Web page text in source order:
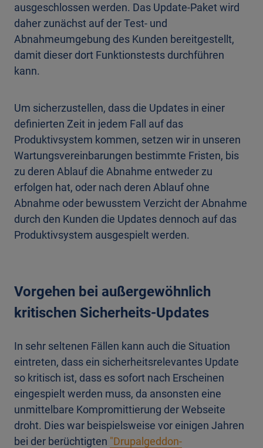
ausgeschlossen werden. Das Update-Paket wird
daher zunächst auf der Test- und
Abnahmeumgebung des Kunden bereitgestellt,
damit dieser dort Funktionstests durchführen
kann.
Um sicherzustellen, dass die Updates in einer
definierten Zeit in jedem Fall auf das
Produktivsystem kommen, setzen wir in unseren
Wartungsvereinbarungen bestimmte Fristen, bis
zu deren Ablauf die Abnahme entweder zu
erfolgen hat, oder nach deren Ablauf ohne
Abnahme oder bewusstem Verzicht der Abnahme
durch den Kunden die Updates dennoch auf das
Produktivsystem ausgespielt werden.
Vorgehen bei außergewöhnlich
kritischen Sicherheits-Updates
In sehr seltenen Fällen kann auch die Situation
eintreten, dass ein sicherheitsrelevantes Update
so kritisch ist, dass es sofort nach Erscheinen
eingespielt werden muss, da ansonsten eine
unmittelbare Kompromittierung der Webseite
droht. Dies war beispielsweise vor einigen Jahren
bei der berüchtigten "Drupalgeddon-